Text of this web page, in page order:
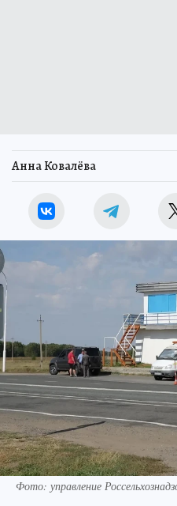
Анна Ковалёва
Фото: управление